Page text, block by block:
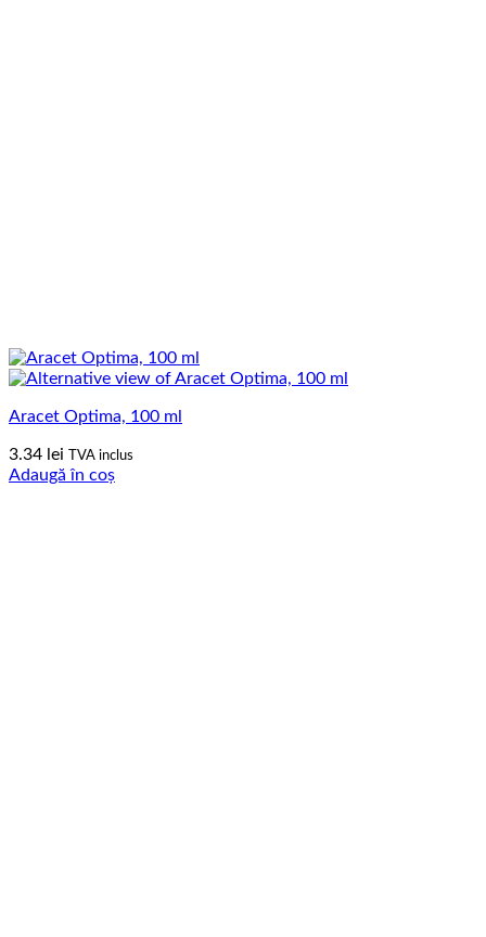
Aracet Optima, 100 ml
3.34 lei TVA inclus
Adaugă în coș